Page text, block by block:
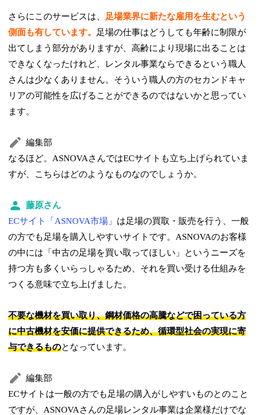
さらにこのサービスは、
足場業界に新たな雇用を生むという
側面も有しています。
足場の仕事はどうしても年齢に制限が
出てしまう部分がありますが、高齢により現場に出ることは
できなくなったけれど、レンタル事業ならできるという職人
さんは少なくありません。そういう職人の方のセカンドキャ
リアの可能性を広げることができるのではないかと思ってい
ます。
編集部
なるほど。ASNOVAさんではECサイトも立ち上げられていま
すが、こちらはどのようなものなのでしょうか。
藤原さん
ECサイト「ASNOVA市場」 は足場の買取・販売を行う、一般
の方でも足場を購入しやすいサイトです。ASNOVAのお客様
の中には「中古の足場を買い取ってほしい」というニーズを
持つ方も多くいらっしゃるため、それを買い受ける仕組みを
つくる意味で立ち上げました。
不要な機材を買い取り、鋼材価格の高騰などで困っている方
に中古機材を安価に提供できるため、循環型社会の実現に寄
与できるものとなっています。
編集部
ECサイトは一般の方でも足場の購入がしやすいものとのこと
ですが、ASNOVAさんの足場レンタル事業は企業様だけでな